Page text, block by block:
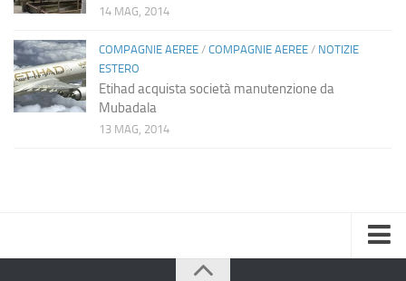
14 MAG, 2014
COMPAGNIE AEREE / COMPAGNIE AEREE / NOTIZIE
ESTERO
Etihad acquista società manutenzione da
Mubadala
13 MAG, 2014